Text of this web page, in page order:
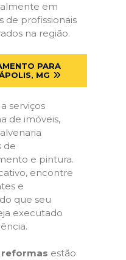
em
de profissionais
na região.
PARA
MG
serviços
de imóveis,
de
e pintura.
encontre
e
que seu
executado
reformas estão